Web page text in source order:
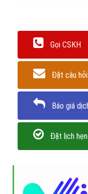
Gọi CSKH
Đặt câu hỏi
Báo giá
Đặt lịch hẹn